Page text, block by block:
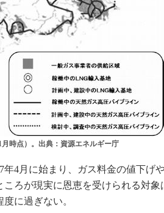
時点）。出典：資源エネルギー庁
4月に始まり、ガス料金の値下げ
ろが現実に恩恵を受けられる対象
に過ぎない。